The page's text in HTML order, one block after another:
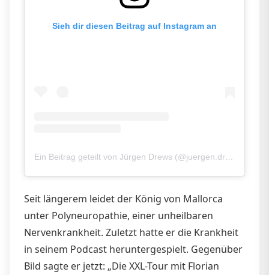
Sieh dir diesen Beitrag auf Instagram an
Ein Beitrag geteilt von Jürgen Drews (@juergen.drews)
Seit längerem leidet der König von Mallorca
unter Polyneuropathie, einer unheilbaren
Nervenkrankheit. Zuletzt hatte er die Krankheit
in seinem Podcast heruntergespielt. Gegenüber
Bild sagte er jetzt: „Die XXL-Tour mit Florian